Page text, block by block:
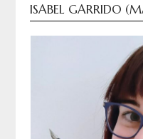
ISABEL GARRIDO